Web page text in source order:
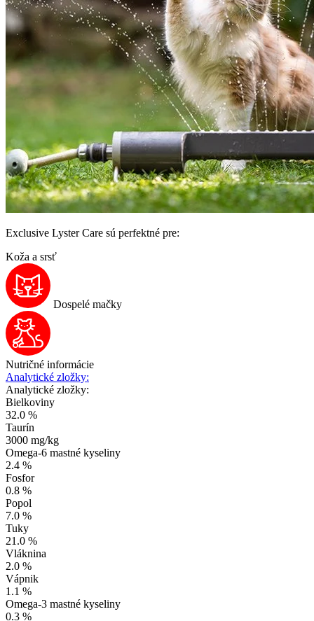
Exclusive Lyster Care sú perfektné pre:
Koža a srsť
Dospelé mačky
Nutričné informácie
Analytické zložky:
Analytické zložky:
Bielkoviny
32.0 %
Taurín
3000 mg/kg
Omega-6 mastné kyseliny
2.4 %
Fosfor
0.8 %
Popol
7.0 %
Tuky
21.0 %
Vláknina
2.0 %
Vápnik
1.1 %
Omega-3 mastné kyseliny
0.3 %